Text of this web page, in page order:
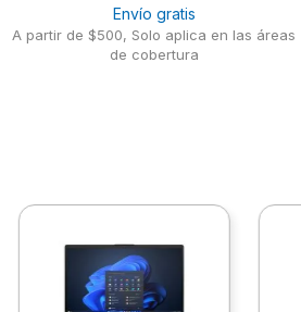
Envío gratis
A partir de $500, Solo aplica en las áreas
de cobertura